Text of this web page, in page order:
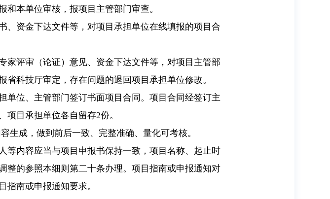
和本单位审核，报项目主管部门审查。
、资金下达文件等，对项目承担单位在线填报的项目合
家评审（论证）意见、资金下达文件等，对项目主管部
科技厅审定，存在问题的退回项目承担单位修改。
单位、主管部门签订书面项目合同。项目合同经签订主
目承担单位各自留存2份。
生成，做到前后一致、完整准确、量化可考核。
等内容应当与项目申报书保持一致，项目名称、起止时
整的参照本细则第二十条办理。项目指南或申报通知对
指南或申报通知要求。